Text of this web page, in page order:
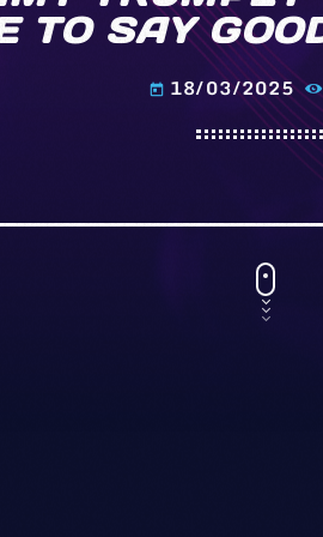
TO SAY
today 18/03/2025